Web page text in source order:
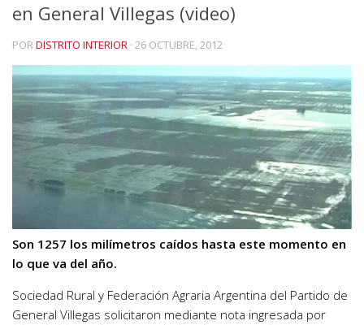
en General Villegas (video)
PORDISTRITO INTERIOR · 26 OCTUBRE, 2012
Son 1257 los milímetros caídos hasta este momento en
lo que va del año.
Sociedad Rural y Federación Agraria Argentina del Partido de
General Villegas solicitaron mediante nota ingresada por